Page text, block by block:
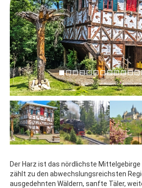
Der Harz ist das nördlichste
zählt zu den abwechslungsreichsten
ausgedehnten Wäldern, sanfte Täler,